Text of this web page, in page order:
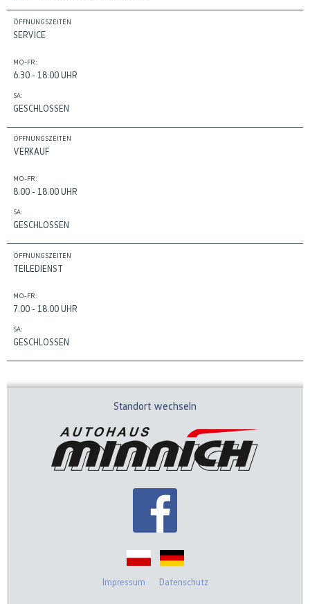
ÖFFNUNGSZEITEN
SERVICE
MO-FR:
6.30 - 18.00 UHR
SA:
GESCHLOSSEN
ÖFFNUNGSZEITEN
VERKAUF
MO-FR:
8.00 - 18.00 UHR
SA:
GESCHLOSSEN
ÖFFNUNGSZEITEN
TEILEDIENST
MO-FR:
7.00 - 18.00 UHR
SA:
GESCHLOSSEN
Standort wechseln
Impressum Datenschutz